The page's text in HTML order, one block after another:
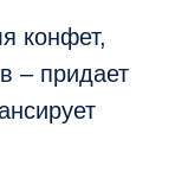
конфет,
– придает